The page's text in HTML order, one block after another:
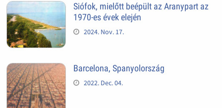
Siófok, mielőtt beépült az Aranypart az
1970-es évek elején
2024. Nov. 17.
Barcelona, Spanyolország
2022. Dec. 04.